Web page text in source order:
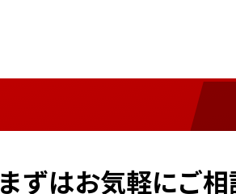
まずはお気軽にご